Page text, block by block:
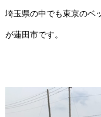
埼玉県の中でも東京のベ
が蓮田市です。